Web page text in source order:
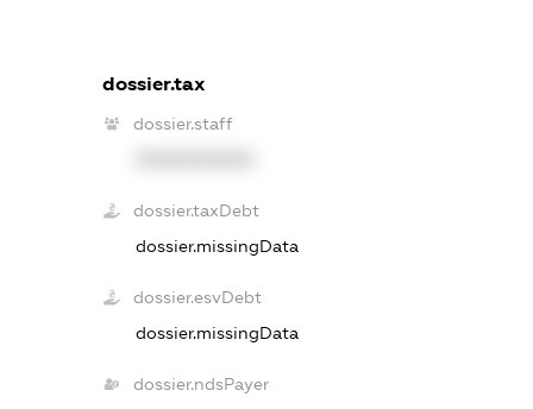
dossier.tax
dossier.staff
dossier.taxDebt
dossier.missingData
dossier.esvDebt
dossier.missingData
dossier.ndsPayer